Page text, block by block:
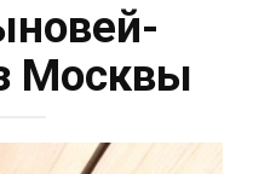
Москвы